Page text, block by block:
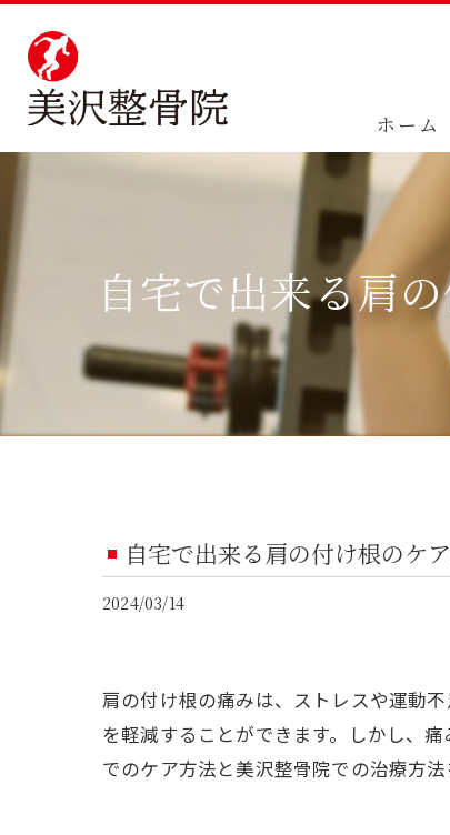
ホーム
自宅で出来る肩
自宅で出来る肩の付け根のケ
2024/03/14
肩の付け根の痛みは、ストレスや運動
を軽減することができます。しかし、
でのケア方法と美沢整骨院での治療方法